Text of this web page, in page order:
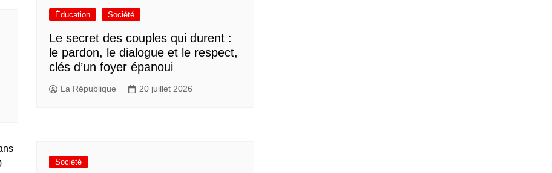
Éducation Société
Le secret des couples qui durent :
le pardon, le dialogue et le respect,
clés d’un foyer épanoui
La République 20 juillet 2026
Société